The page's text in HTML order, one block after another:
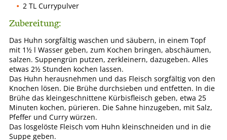
2 TL Currypulver
Zubereitung:
Das Huhn sorgfältig waschen und säubern, in einem Topf
mit 1½ l Wasser geben, zum Kochen bringen, abschäumen,
salzen. Suppengrün putzen, zerkleinern, dazugeben. Alles
etwas 2½ Stunden kochen lassen.
Das Huhn herausnehmen und das Fleisch sorgfältig von den
Knochen lösen. Die Brühe durchsieben und entfetten. In die
Brühe das kleingeschnittene Kürbisfleisch geben, etwa 25
Minuten kochen, pürieren. Die Sahne hinzugeben, mit Salz,
Pfeffer und Curry würzen.
Das losgelöste Fleisch vom Huhn kleinschneiden und in die
Suppe geben.